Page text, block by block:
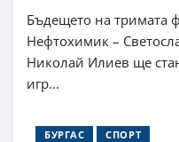
Бъдещето на тримата
Нефтохимик –
Николай Илиев ще
игр...
БУРГАС СПОРТ